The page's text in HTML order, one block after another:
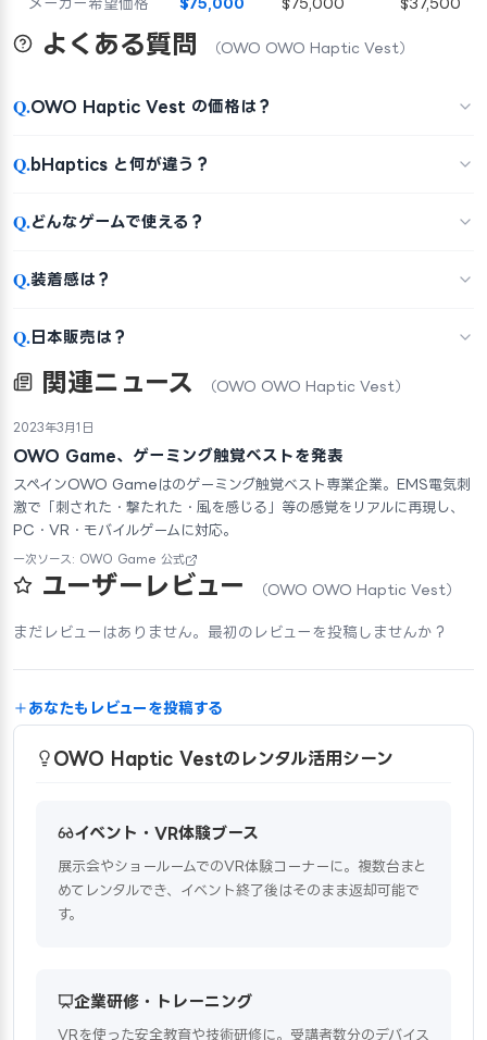
よくある質問 （OWO OWO Haptic Vest）
Q.OWO Haptic Vest の価格は？
Q.bHaptics と何が違う？
Q.どんなゲームで使える？
Q.装着感は？
Q.日本販売は？
関連ニュース （OWO OWO Haptic Vest）
2023年3月1日
OWO Game、ゲーミング触覚ベストを発表
スペインOWO Gameはのゲーミング触覚ベスト専業企業。EMS電気刺
激で「刺された・撃たれた・風を感じる」等の感覚をリアルに再現し、
PC・VR・モバイルゲームに対応。
一次ソース: OWO Game 公式
ユーザーレビュー （OWO OWO Haptic Vest）
まだレビューはありません。最初のレビューを投稿しませんか？
あなたもレビューを投稿する
OWO Haptic Vestのレンタル活用シーン
イベント・VR体験ブース
展示会やショールームでのVR体験コーナーに。複数台まと
めてレンタルでき、イベント終了後はそのまま返却可能で
す。
企業研修・トレーニング
VRを使った安全教育や技術研修に。受講者数分のデバイス